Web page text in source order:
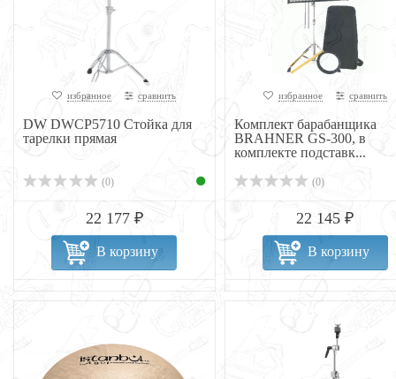
избранное сравнить
DW DWCP5710 Стойка для
тарелки прямая
(0)
22 177 ₽
В корзину
избранное сравнить
Комплект барабанщика
BRAHNER GS-300, в
комплекте подставк...
(0)
22 145 ₽
В корзину